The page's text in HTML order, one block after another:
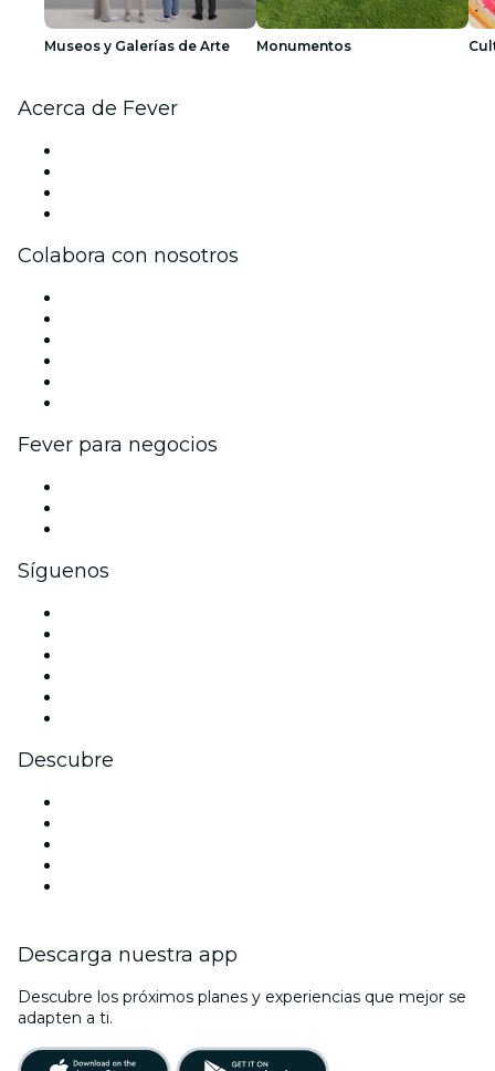
Museos y Galerías de Arte Monumentos
Acerca de Fever
Colabora con nosotros
Fever para negocios
Síguenos
Descubre
Descarga nuestra app
Descubre los próximos planes y experiencias que mejor se
adapten a ti.